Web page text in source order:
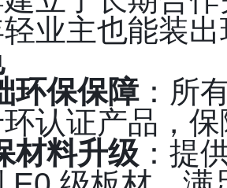
业主也能装
环保保障：所
认证产品，
材料升级 ：提